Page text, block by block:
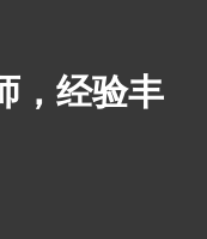
，经验丰